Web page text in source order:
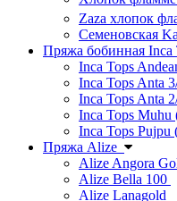
Zaza хлопок
Семеновская
Пряжа бобинная Inca
Inca Tops
Inca Tops Anta
Inca Tops Anta
Inca Tops Muhu
Inca Tops
Пряжа Alize
Alize Angora
Alize Bella 100
Alize Lanagold